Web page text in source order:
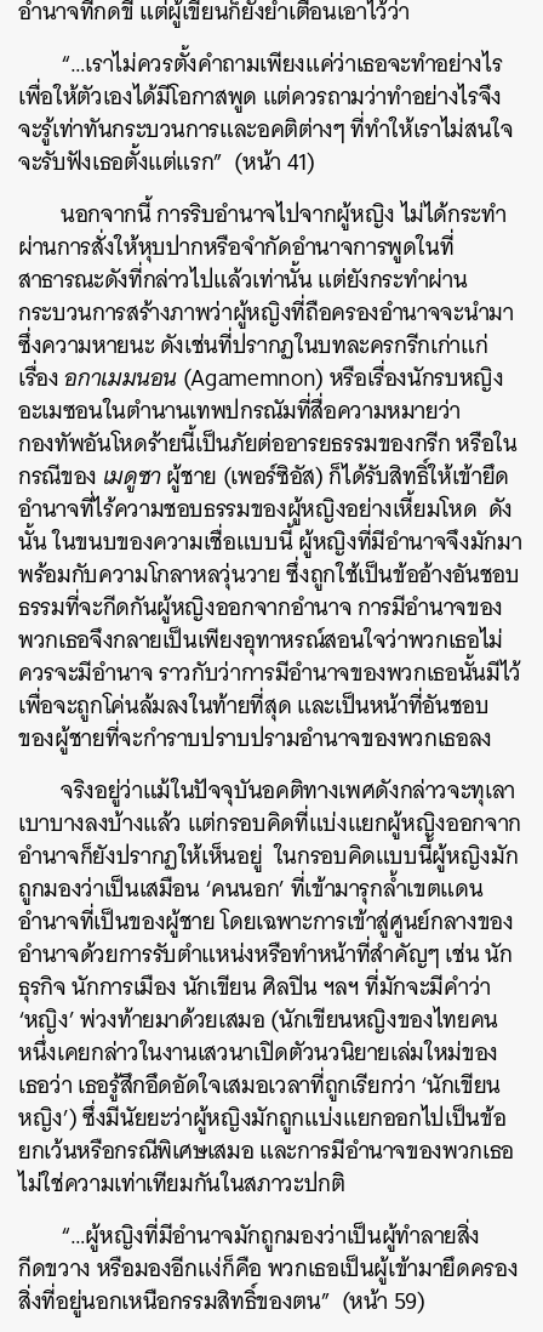
อำนาจที่กดขี่ แต่ผู้เขียนก็ยังย้ำเตือนเอาไว้ว่า
“…เราไม่ควรตั้งคำถามเพียงแค่ว่าเธอจะทำอย่างไร
เพื่อให้ตัวเองได้มีโอกาสพูด แต่ควรถามว่าทำอย่างไรจึง
จะรู้เท่าทันกระบวนการและอคติต่างๆ ที่ทำให้เราไม่สนใจ
จะรับฟังเธอตั้งแต่แรก” (หน้า 41)
นอกจากนี้ การริบอำนาจไปจากผู้หญิง ไม่ได้กระทำ
ผ่านการสั่งให้หุบปากหรือจำกัดอำนาจการพูดในที่
สาธารณะดังที่กล่าวไปแล้วเท่านั้น แต่ยังกระทำผ่าน
กระบวนการสร้างภาพว่าผู้หญิงที่ถือครองอำนาจจะนำมา
ซึ่งความหายนะ ดังเช่นที่ปรากฏในบทละครกรีกเก่าแก่
เรื่องอกาเมมนอน(Agamemnon) หรือเรื่องนักรบหญิง
อะเมซอนในตำนานเทพปกรณัมที่สื่อความหมายว่า
กองทัพอันโหดร้ายนี้เป็นภัยต่ออารยธรรมของกรีก หรือใน
กรณีของ เมดูซาผู้ชาย (เพอร์ซิอัส) ก็ได้รับสิทธิ์ให้เข้ายึด
อำนาจที่ไร้ความชอบธรรมของผู้หญิงอย่างเหี้ยมโหด ดัง
นั้น ในขนบของความเชื่อแบบนี้ ผู้หญิงที่มีอำนาจจึงมักมา
พร้อมกับความโกลาหลวุ่นวาย ซึ่งถูกใช้เป็นข้ออ้างอันชอบ
ธรรมที่จะกีดกันผู้หญิงออกจากอำนาจ การมีอำนาจของ
พวกเธอจึงกลายเป็นเพียงอุทาหรณ์สอนใจว่าพวกเธอไม่
ควรจะมีอำนาจ ราวกับว่าการมีอำนาจของพวกเธอนั้นมีไว้
เพื่อจะถูกโค่นล้มลงในท้ายที่สุด และเป็นหน้าที่อันชอบ
ของผู้ชายที่จะกำราบปราบปรามอำนาจของพวกเธอลง
จริงอยู่ว่าแม้ในปัจจุบันอคติทางเพศดังกล่าวจะทุเลา
เบาบางลงบ้างแล้ว แต่กรอบคิดที่แบ่งแยกผู้หญิงออกจาก
อำนาจก็ยังปรากฏให้เห็นอยู่ ในกรอบคิดแบบนี้ผู้หญิงมัก
ถูกมองว่าเป็นเสมือน ‘คนนอก’ ที่เข้ามารุกล้ำเขตแดน
อำนาจที่เป็นของผู้ชาย โดยเฉพาะการเข้าสู่ศูนย์กลางของ
อำนาจด้วยการรับตำแหน่งหรือทำหน้าที่สำคัญๆ เช่น นัก
ธุรกิจ นักการเมือง นักเขียน ศิลปิน ฯลฯ ที่มักจะมีคำว่า
‘หญิง’ พ่วงท้ายมาด้วยเสมอ (นักเขียนหญิงของไทยคน
หนึ่งเคยกล่าวในงานเสวนาเปิดตัวนวนิยายเล่มใหม่ของ
เธอว่า เธอรู้สึกอึดอัดใจเสมอเวลาที่ถูกเรียกว่า ‘นักเขียน
หญิง’) ซึ่งมีนัยยะว่าผู้หญิงมักถูกแบ่งแยกออกไปเป็นข้อ
ยกเว้นหรือกรณีพิเศษเสมอ และการมีอำนาจของพวกเธอ
ไม่ใช่ความเท่าเทียมกันในสภาวะปกติ
“…ผู้หญิงที่มีอำนาจมักถูกมองว่าเป็นผู้ทำลายสิ่ง
กีดขวาง หรือมองอีกแง่ก็คือ พวกเธอเป็นผู้เข้ามายึดครอง
สิ่งที่อยู่นอกเหนือกรรมสิทธิ์ของตน” (หน้า 59)
ค้นหา
SHARE TWEET LINE EMAIL